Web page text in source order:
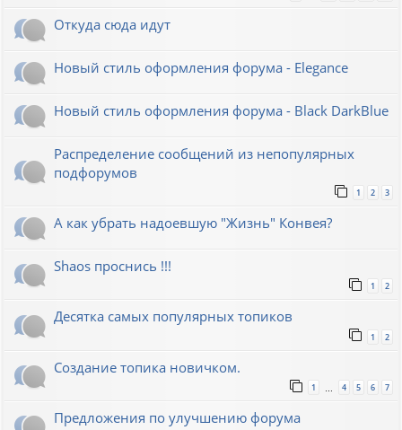
Откуда сюда идут
Новый стиль оформления форума - Elegance
Новый стиль оформления форума - Black DarkBlue
Распределение сообщений из непопулярных
подфорумов
1 2 3
А как убрать надоевшую "Жизнь" Конвея?
Shaos проснись !!!
1 2
Десятка самых популярных топиков
1 2
Создание топика новичком.
1 4 5 6 7
Предложения по улучшению форума